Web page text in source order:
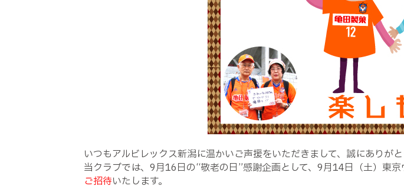
いつもアルビレックス新潟に温かいご声援をいただきまして、誠にありがと
当クラブでは、9月16日の“敬老の日”感謝企画として、9月14日（土）東
ご招待いたします。